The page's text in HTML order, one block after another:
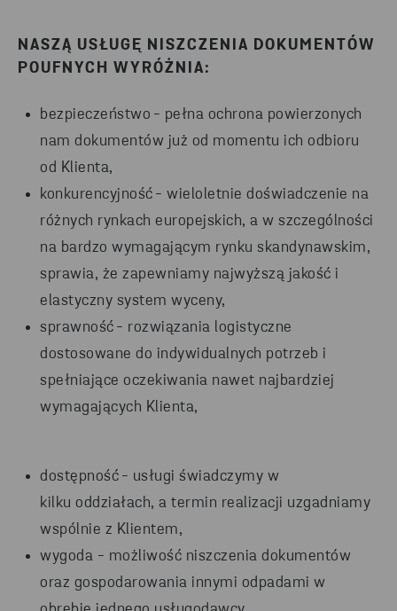
NASZĄ USŁUGĘ NISZCZENIA DOKUMENTÓW
POUFNYCH WYRÓŻNIA:
bezpieczeństwo - pełna ochrona powierzonych
nam dokumentów już od momentu ich odbioru
od Klienta,
konkurencyjność - wieloletnie doświadczenie na
różnych rynkach europejskich, a w szczególności
na bardzo wymagającym rynku skandynawskim,
sprawia, że zapewniamy najwyższą jakość i
elastyczny system wyceny,
sprawność - rozwiązania logistyczne
dostosowane do indywidualnych potrzeb i
spełniające oczekiwania nawet najbardziej
wymagających Klienta,
dostępność - usługi świadczymy w
kilku oddziałach, a termin realizacji uzgadniamy
wspólnie z Klientem,
wygoda - możliwość niszczenia dokumentów
oraz gospodarowania innymi odpadami w